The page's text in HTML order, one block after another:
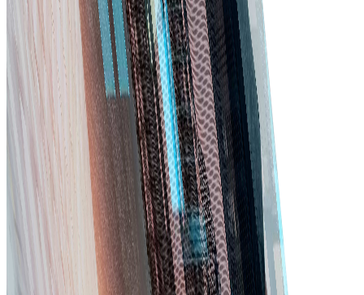
Quản lý nhà cung cấp
Dễ dàng quản lý thông tin nhà cung cấp, hợp đồng,
hóa đơn, đơn hàng và chỉ số hiệu suất.